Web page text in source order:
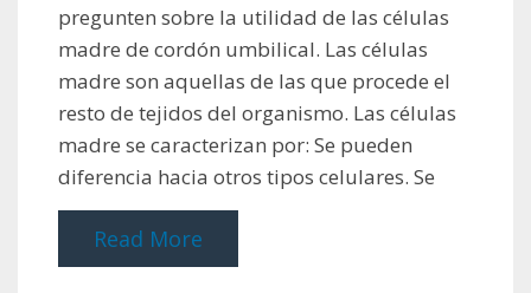
pregunten sobre la utilidad de las células
madre de cordón umbilical. Las células
madre son aquellas de las que procede el
resto de tejidos del organismo. Las células
madre se caracterizan por: Se pueden
diferencia hacia otros tipos celulares. Se
Read More